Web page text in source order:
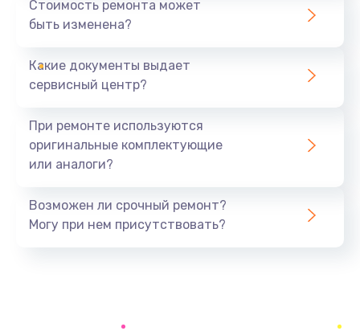
Ремонт южного моста
Замена батарейки BIOS
Заказать
Стоимость ремонта может
быть изменена?
Какие документы выдает
сервисный центр?
При ремонте используются
оригинальные комплектующие
или аналоги?
Возможен ли срочный ремонт?
Могу при нем присутствовать?